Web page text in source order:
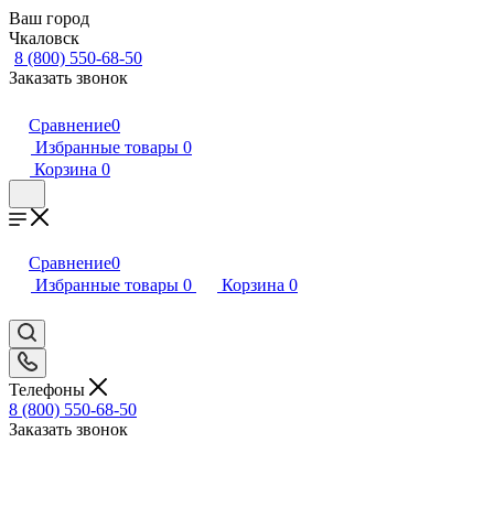
Ваш город
Чкаловск
8 (800) 550-68-50
Заказать звонок
Сравнение0
Избранные товары 0
Корзина 0
Сравнение0
Избранные товары 0 Корзина 0
Телефоны
8 (800) 550-68-50
Заказать звонок